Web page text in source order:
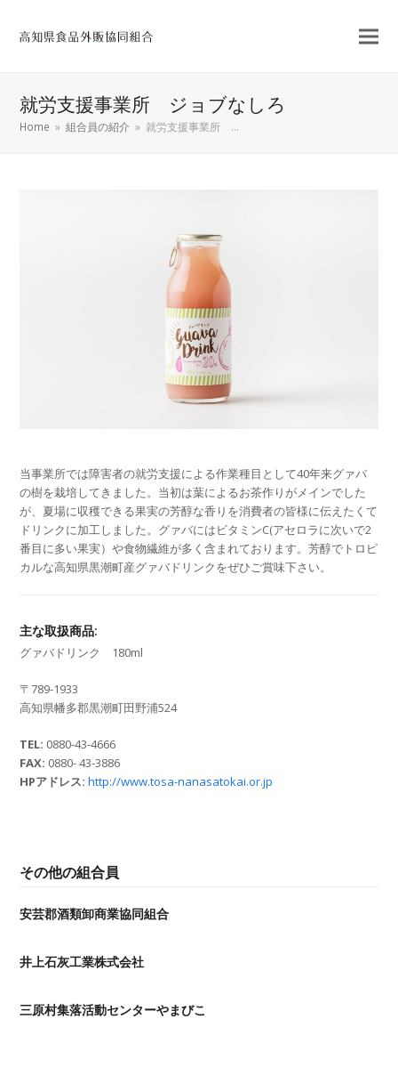
就労支援事業所 ジョブなしろ
Home » 組合員の紹介 » 就労支援事業所 …
当事業所では障害者の就労支援による作業種目として40年来グァバ
の樹を栽培してきました。当初は葉によるお茶作りがメインでした
が、夏場に収穫できる果実の芳醇な香りを消費者の皆様に伝えたくて
ドリンクに加工しました。グァバにはビタミンC(アセロラに次いで2
番目に多い果実）や食物繊維が多く含まれております。芳醇でトロピ
カルな高知県黒潮町産グァバドリンクをぜひご賞味下さい。
主な取扱商品:
グァバドリンク 180ml
〒789-1933
高知県幡多郡黒潮町田野浦524
TEL: 0880-43-4666
FAX: 0880- 43-3886
HPアドレス: http://www.tosa-nanasatokai.or.jp
その他の組合員
安芸郡酒類卸商業協同組合
井上石灰工業株式会社
三原村集落活動センターやまびこ